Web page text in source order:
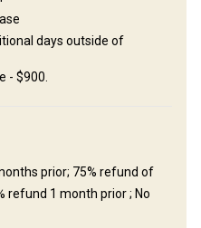
as Jinnah Terminal (KHI).
km
days outside of
- $900.
prior; 75% refund of
refund 1 month prior ; No